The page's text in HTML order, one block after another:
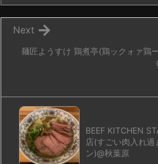
麺匠ようすけ 鶏煮亭(鶏ックォァ鶏
Next
BEEF KITCHEN
店(すごい肉入れ過
ン)@秋葉原